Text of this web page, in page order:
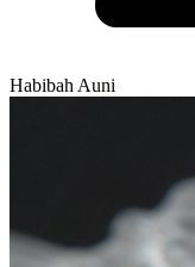
Habibah Auni